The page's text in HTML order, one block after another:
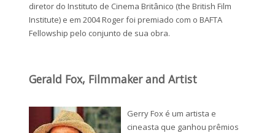
diretor do Instituto de Cinema Britânico (the British Film
Institute) e em 2004 Roger foi premiado com o BAFTA
Fellowship pelo conjunto de sua obra.
Gerald Fox, Filmmaker and Artist
Gerry Fox é um artista e
cineasta que ganhou prêmios